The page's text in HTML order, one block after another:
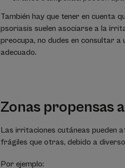
También hay que tener en cuenta
psoriasis suelen asociarse a la
preocupa, no dudes en consultar
adecuado.
Zonas propensas
Las irritaciones cutáneas pueden
frágiles que otras, debido a
Por ejemplo: